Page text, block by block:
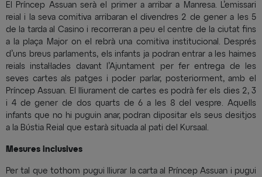
El Príncep Assuan serà el primer a arribar a Manresa. L’emissari
reial i la seva comitiva arribaran el divendres 2 de gener a les 5
de la tarda al Casino i recorreran a peu el centre de la ciutat fins
a la plaça Major on el rebrà una comitiva institucional. Després
d’uns breus parlaments, els infants ja podran entrar a les haimes
reials instal·lades davant l’Ajuntament per fer entrega de les
seves cartes als patges i poder parlar, posteriorment, amb el
Príncep Assuan. El lliurament de cartes es podrà fer els dies 2, 3
i 4 de gener de dos quarts de 6 a les 8 del vespre. Aquells
infants que no hi puguin anar, podran dipositar els seus desitjos
a la Bústia Reial que estarà situada al pati del Kursaal.
Mesures inclusives
Per tal que tothom pugui lliurar la carta al Príncep Assuan i pugui